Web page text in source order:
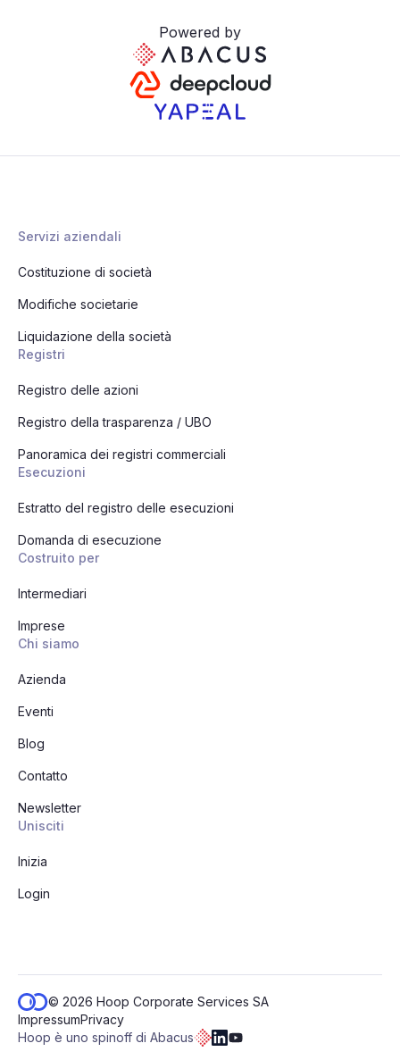
Powered by
Servizi aziendali
Costituzione di società
Modifiche societarie
Liquidazione della società
Registri
Registro delle azioni
Registro della trasparenza / UBO
Panoramica dei registri commerciali
Esecuzioni
Estratto del registro delle esecuzioni
Domanda di esecuzione
Costruito per
Intermediari
Imprese
Chi siamo
Azienda
Eventi
Blog
Contatto
Newsletter
Unisciti
Inizia
Login
© 2026 Hoop Corporate Services SA
ImpressumPrivacy
Hoop è uno spinoff di Abacus